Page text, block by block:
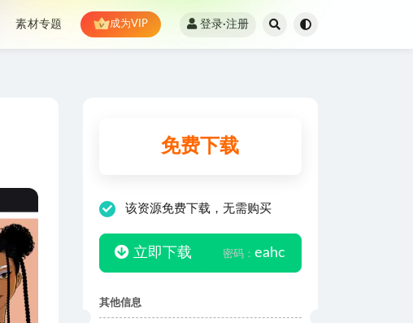
素材专题 成为VIP 登录·注册
免费下载
该资源免费下载，无需购买
立即下载 密码：eahc
其他信息